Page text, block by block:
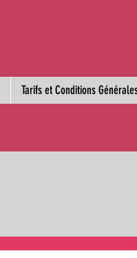
Tarifs et Conditions